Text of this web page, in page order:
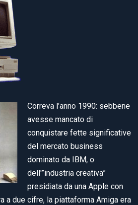
Correva l’anno 1990: sebbene
avesse mancato di
conquistare fette significative
del mercato business
dominato da IBM, o
dell'”industria creativa”
presidiata da una Apple con
a due cifre, la piattaforma Amiga era